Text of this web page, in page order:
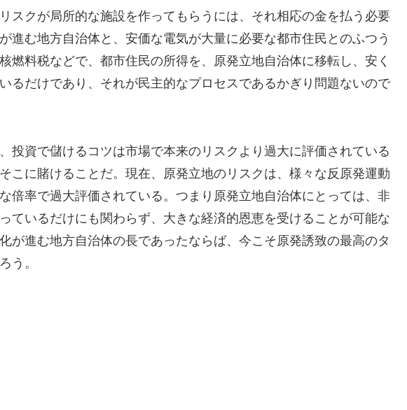
スクが局所的な施設を作ってもらうには、それ相応の金を払う必要
進む地方自治体と、安価な電気が大量に必要な都市住民とのふつう
燃料税などで、都市住民の所得を、原発立地自治体に移転し、安く
るだけであり、それが民主的なプロセスであるかぎり問題ないので
投資で儲けるコツは市場で本来のリスクより過大に評価されている
こに賭けることだ。現在、原発立地のリスクは、様々な反原発運動
倍率で過大評価されている。つまり原発立地自治体にとっては、非
ているだけにも関わらず、大きな経済的恩恵を受けることが可能な
が進む地方自治体の長であったならば、今こそ原発誘致の最高のタ
う。